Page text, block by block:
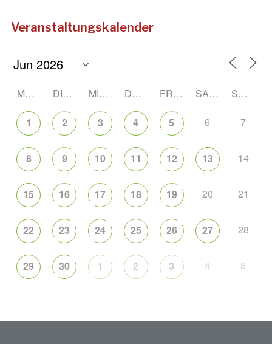
Veranstaltungskalender
MONTAG DIENSTAG MITTWOCH DONNERSTAG FREITAG SAMSTAG SONNTAG
1 2 3 4 5 6 7
8 9 10 11 12 13 14
15 16 17 18 19 20 21
22 23 24 25 26 27 28
29 30 1 2 3 4 5